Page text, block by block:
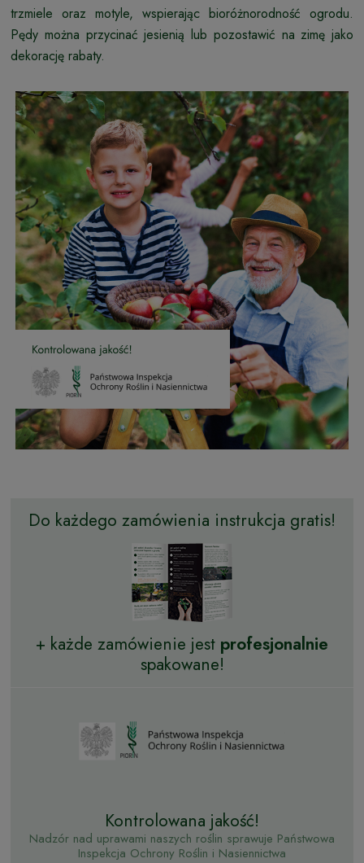
trzmiele oraz motyle, wspierając bioróżnorodność ogrodu.
Pędy można przycinać jesienią lub pozostawić na zimę jako
dekorację rabaty.
Do każdego zamówienia instrukcja gratis!
+ każde zamówienie jest profesjonalnie
spakowane!
Kontrolowana jakość!
Nadzór nad uprawami naszych roślin sprawuje Państwowa
Inspekcja Ochrony Roślin i Nasiennictwa